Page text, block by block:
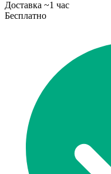
Доставка ~1 час
Бесплатно